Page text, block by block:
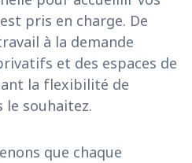
pris en charge. De
à la demande
et des espaces de
la flexibilité de
le souhaitez.
que chaque